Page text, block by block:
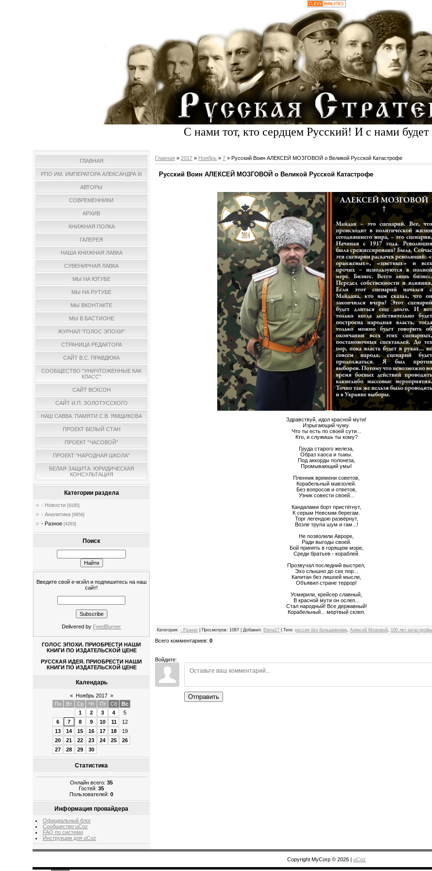
С нами тот, кто сердцем Русский! И с нами будет
ГЛАВНАЯ
РПО ИМ. ИМПЕРАТОРА АЛЕКСАНДРА III
АВТОРЫ
СОВРЕМЕННИКИ
АРХИВ
КНИЖНАЯ ПОЛКА
ГАЛЕРЕЯ
НАША КНИЖНАЯ ЛАВКА
СУВЕНИРНАЯ ЛАВКА
МЫ НА ЮТУБЕ
МЫ НА РУТУБЕ
МЫ ВКОНТАКТЕ
МЫ В БАСТИОНЕ
ЖУРНАЛ "ГОЛОС ЭПОХИ"
СТРАНИЦА РЕДАКТОРА
САЙТ В.С. ПРАВДЮКА
СООБЩЕСТВО "УНИЧТОЖЕННЫЕ КАК
КЛАСС"
САЙТ ВСХСОН
САЙТ И.П. ЗОЛОТУССКОГО
НАШ САВВА. ПАМЯТИ С.В. ЯМЩИКОВА
ПРОЕКТ БЕЛЫЙ СТАН
ПРОЕКТ "ЧАСОВОЙ"
ПРОЕКТ "НАРОДНАЯ ШКОЛА"
БЕЛАЯ ЗАЩИТА. ЮРИДИЧЕСКАЯ
КОНСУЛЬТАЦИЯ
Категории раздела
- Новости [9195]
- Аналитика [8956]
- Разное [4263]
Поиск
Введите свой е-мэйл и подпишитесь на наш
сайт!
Delivered by FeedBurner
ГОЛОС ЭПОХИ. ПРИОБРЕСТИ НАШИ
КНИГИ ПО ИЗДАТЕЛЬСКОЙ ЦЕНЕ
РУССКАЯ ИДЕЯ. ПРИОБРЕСТИ НАШИ
КНИГИ ПО ИЗДАТЕЛЬСКОЙ ЦЕНЕ
Календарь
« Ноябрь 2017 »
Пн
Вт Ср Чт Пт Сб
Вс
1
2 3 4
5
6
7 8 9 10 11
12
13
14 15 16 17 18
19
20
21 22 23 24 25
26
27
28 29 30
Статистика
Онлайн всего:35
Гостей:35
Пользователей:0
Информация провайдера
Официальный блог
Сообщество uCoz
FAQ по системе
Инструкции для uCoz
Главная »2017 » Ноябрь » 7 » Русский Воин АЛЕКСЕЙ МОЗГОВОЙ о Великой Русской Катастрофе
Русский Воин АЛЕКСЕЙ МОЗГОВОЙ о Великой Русской Катастрофе
Здравствуй, идол красной мути!
Изрыгающий чуму.
Что ты есть по своей сути...
Кто, и служишь ты кому?
Груда старого железа,
Образ хаоса и тьмы.
Под аккорды полонеза,
Промывающий умы!
Пленник времени советов,
Корабельный мавзолей.
Без вопросов и ответов,
Узник совести своей...
Кандалами борт пристёгнут,
К серым Невским берегам.
Торг легендою развёрнут,
Возле трупа шум и гам...!
Не позволили Авроре,
Ради выгоды своей.
Бой принять в горящем море,
Среди братьев - кораблей.
Прозвучал последний выстрел,
Эхо слышно до сих пор...
Капитан без лишней мысли,
Объявил стране террор!
Усмирили, крейсер славный,
В красной мути он ослеп...
Стал народный! Все державный!
Корабельный... мертвый склеп.
Категория: - Разное Просмотров: 1087 |Добавил: Elena17 |Теги: россия без большевизма,Алексей Мозговой,100 лет катастрофы
Всего комментариев:0
Войдите:
Отправить
Copyright MyCorp © 2026 uCoz